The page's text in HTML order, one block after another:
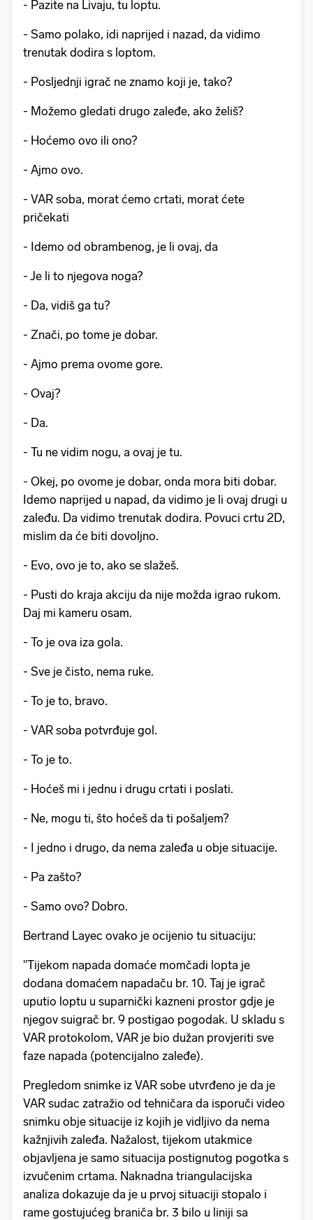
- Pazite na Livaju, tu loptu.
- Samo polako, idi naprijed i nazad, da vidimo
trenutak dodira s loptom.
- Posljednji igrač ne znamo koji je, tako?
- Možemo gledati drugo zaleđe, ako želiš?
- Hoćemo ovo ili ono?
- Ajmo ovo.
- VAR soba, morat ćemo crtati, morat ćete
pričekati
- Idemo od obrambenog, je li ovaj, da
- Je li to njegova noga?
- Da, vidiš ga tu?
- Znači, po tome je dobar.
- Ajmo prema ovome gore.
- Ovaj?
- Da.
- Tu ne vidim nogu, a ovaj je tu.
- Okej, po ovome je dobar, onda mora biti dobar.
Idemo naprijed u napad, da vidimo je li ovaj drugi u
zaleđu. Da vidimo trenutak dodira. Povuci crtu 2D,
mislim da će biti dovoljno.
- Evo, ovo je to, ako se slažeš.
- Pusti do kraja akciju da nije možda igrao rukom.
Daj mi kameru osam.
- To je ova iza gola.
- Sve je čisto, nema ruke.
- To je to, bravo.
- VAR soba potvrđuje gol.
- To je to.
- Hoćeš mi i jednu i drugu crtati i poslati.
- Ne, mogu ti, što hoćeš da ti pošaljem?
- I jedno i drugo, da nema zaleđa u obje situacije.
- Pa zašto?
- Samo ovo? Dobro.
Bertrand Layec ovako je ocijenio tu situaciju:
"Tijekom napada domaće momčadi lopta je
dodana domaćem napadaču br. 10. Taj je igrač
uputio loptu u suparnički kazneni prostor gdje je
njegov suigrač br. 9 postigao pogodak. U skladu s
VAR protokolom, VAR je bio dužan provjeriti sve
faze napada (potencijalno zaleđe).
Pregledom snimke iz VAR sobe utvrđeno je da je
VAR sudac zatražio od tehničara da isporuči video
snimku obje situacije iz kojih je vidljivo da nema
kažnjivih zaleđa. Nažalost, tijekom utakmice
objavljena je samo situacija postignutog pogotka s
izvučenim crtama. Naknadna triangulacijska
analiza dokazuje da je u prvoj situaciji stopalo i
rame gostujućeg braniča br. 3 bilo u liniji sa